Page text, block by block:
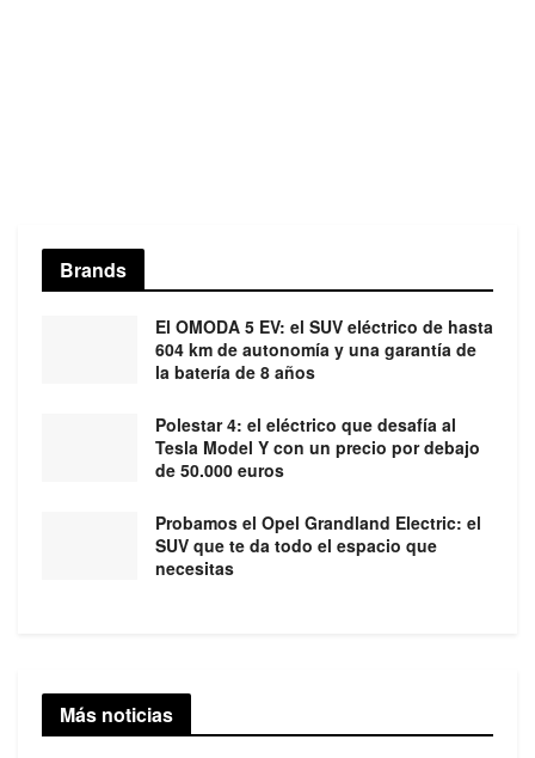
Brands
El OMODA 5 EV: el SUV eléctrico de hasta
604 km de autonomía y una garantía de
la batería de 8 años
Polestar 4: el eléctrico que desafía al
Tesla Model Y con un precio por debajo
de 50.000 euros
Probamos el Opel Grandland Electric: el
SUV que te da todo el espacio que
necesitas
Más noticias